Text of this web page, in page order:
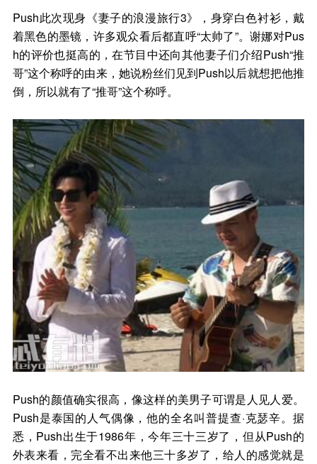
Push此次现身《妻子的浪漫旅行3》，身穿白色衬衫，戴
着黑色的墨镜，许多观众看后都直呼“太帅了”。谢娜对Pus
h的评价也挺高的，在节目中还向其他妻子们介绍Push“推
哥”这个称呼的由来，她说粉丝们见到Push以后就想把他推
倒，所以就有了“推哥”这个称呼。
Push的颜值确实很高，像这样的美男子可谓是人见人爱。
Push是泰国的人气偶像，他的全名叫普提查·克瑟辛。据
悉，Push出生于1986年，今年三十三岁了，但从Push的
外表来看，完全看不出来他三十多岁了，给人的感觉就是